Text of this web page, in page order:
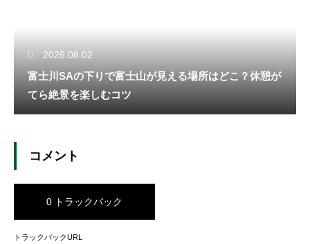
2026.08.02
富士川SAの下りで富士山が見える場所はどこ？休憩が
てら絶景を楽しむコツ
コメント
0 トラックバック
トラックバックURL